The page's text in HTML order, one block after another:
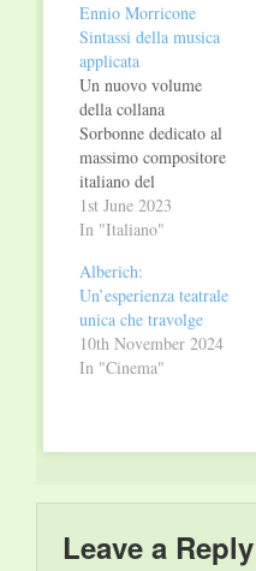
Ennio Morricone
Sintassi della musica
applicata
Un nuovo volume
della collana
Sorbonne dedicato al
massimo compositore
italiano del
Novecento, che ci ha
fatto ridere, tendere i
commuovere con
alcune delle colonne
sonore più belle della
storia del cinema
Ennio Morricone è
1st June 2023
In "Italiano"
Alberich:
Un’esperienza teatrale
unica che travolge
10th November 2024
In "Cinema"
Leave a Reply